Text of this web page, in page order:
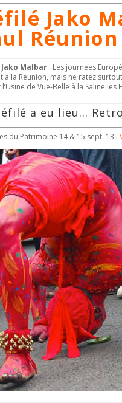
Jako
Réunion
Malbar : Les journées
à la Réunion, mais ne ratez
de Vue-Belle à la Saline
a eu lieu…
du Patrimoine 14 & 15 sept. 13 :